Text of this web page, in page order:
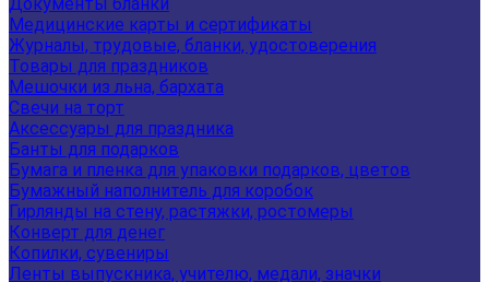
Медицинские карты и сертификаты
Журналы, трудовые, бланки, удостоверения
Товары для праздников
Мешочки из льна, бархата
Свечи на торт
Аксессуары для праздника
Банты для подарков
Бумага и пленка для упаковки подарков, цветов
Бумажный наполнитель для коробок
Гирлянды на стену, растяжки, ростомеры
Конверт для денег
Копилки, сувениры
Ленты выпускника, учителю, медали, значки